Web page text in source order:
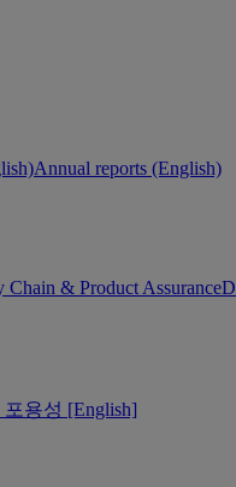
Annual reports (English)
Chain & Product Assurance
용성 [English]